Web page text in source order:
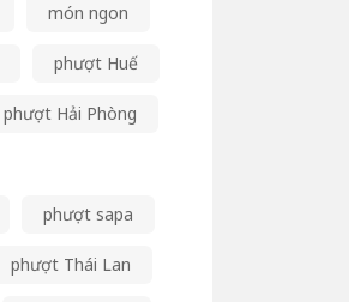
món ngon
phượt Huế
phượt Hải Phòng
phượt sapa
phượt Thái Lan